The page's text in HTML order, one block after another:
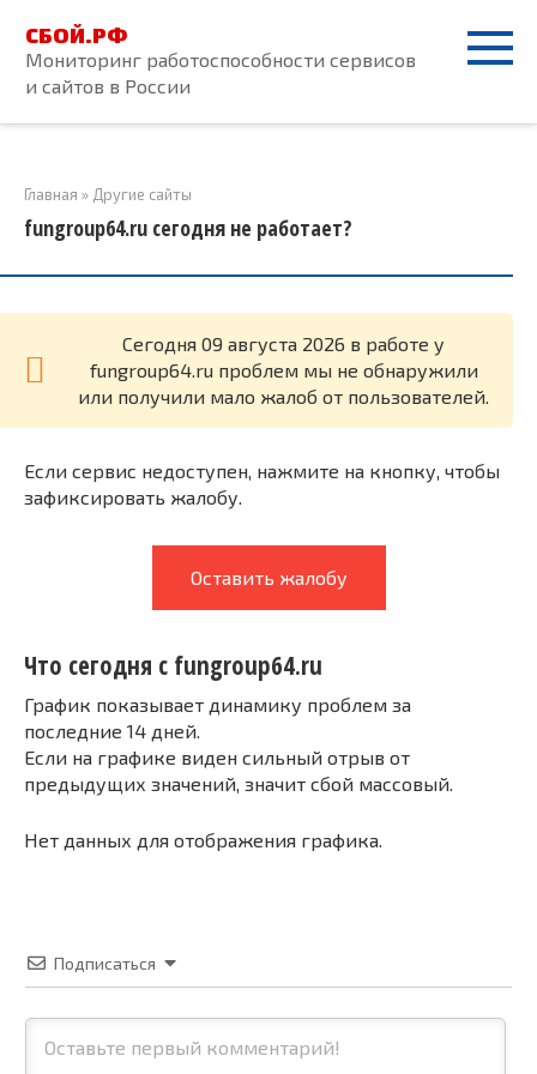
контенту
СБОЙ.РФ
Мониторинг работоспособности сервисов
и сайтов в России
Главная » Другие сайты
fungroup64.ru сегодня не работает?
Cегодня 09 августа 2026 в работе у
fungroup64.ru проблем мы не обнаружили
или получили мало жалоб от пользователей.
Если сервис недоступен, нажмите на кнопку, чтобы
зафиксировать жалобу.
Оставить жалобу
Что сегодня с fungroup64.ru
График показывает динамику проблем за
последние 14 дней.
Если на графике виден сильный отрыв от
предыдущих значений, значит сбой массовый.
Нет данных для отображения графика.
Подписаться